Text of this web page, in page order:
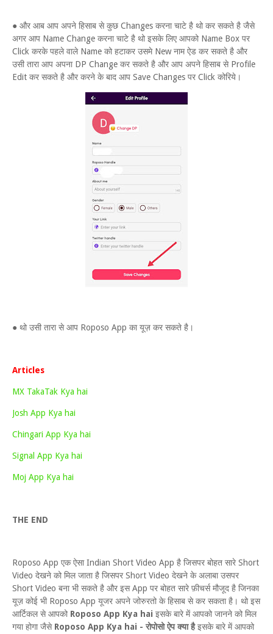
● और आब आप अपने हिसाब से कुछ Changes करना चाटे है थो कर सकते है जैसे
अगर आप Name Change करना चाटे है थो इसके लिए आपको Name Box पर
Click करके पहले वाले Name को हटाकर उसमे New नाम ऐड कर सकते है और
उसी तारा आप अपना DP Change कर सकते है और आप अपने हिसाब से Profile
Edit कर सकते है और करने के बाद आप Save Changes पर Click कोरिये।
● थो उसी तारा से आप Roposo App का यूज़ कर सकते है।
Articles
MX TakaTak Kya hai
Josh App Kya hai
Chingari App Kya hai
Signal App Kya hai
Moj App Kya hai
THE END
Roposo App एक ऐसा Indian Short Video App है जिसपर बोहत सारे Short
Video देखने को मिल जाता है जिसपर Short Video देखने के अलाबा उसपर
Short Video बना भी सकते है और इस App पर बोहत सारे फ़ीचर्स मौजूद है जिनका
यूज़ कोई भी Roposo App यूजर अपने जोरुरतो के हिसाब से कर सकता है। थो इस
आर्टिकल से आपको Roposo App Kya hai इसके बारे में आपको जानने को मिल
गया होगा जैसे Roposo App Kya hai - रोपोसो ऐप क्या हैइसके बारे में आपको